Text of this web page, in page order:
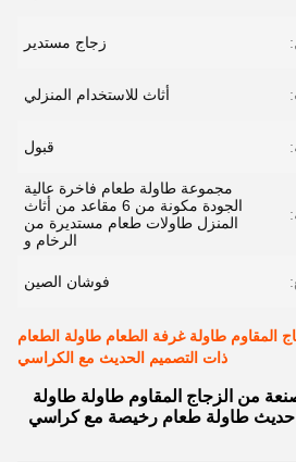
زجاج مستدير
أثاث للاستخدام المنزلي
قبول
مجموعة طاولة طعام فاخرة عالية
الجودة مكونة من 6 مقاعد من أثاث
المنزل طاولات طعام مستديرة من
الرخام و
فوشان الصين
المقاوم طاولة غرفة الطعام طاولة الطعام
ذات التصميم الحديث مع الكراسي
من الزجاج المقاوم طاولة طاولة
طاولة طعام رخيصة مع كراسي